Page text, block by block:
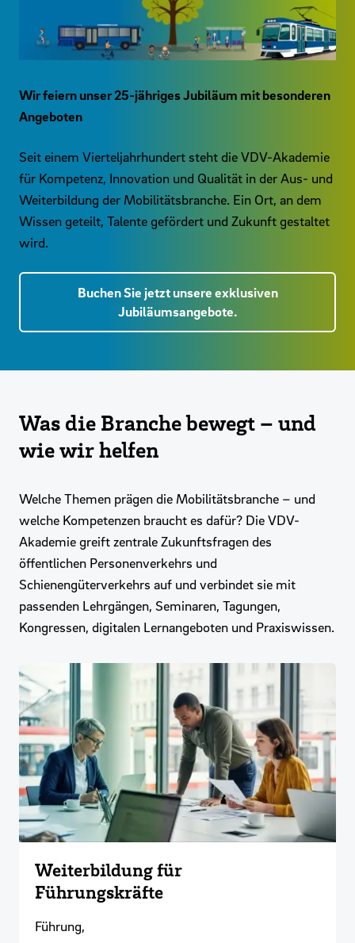
Wir feiern unser 25-jähriges Jubiläum mit besonderen
Angeboten
Seit einem Vierteljahrhundert steht die VDV-Akademie
für Kompetenz, Innovation und Qualität in der Aus- und
Weiterbildung der Mobilitätsbranche. Ein Ort, an dem
Wissen geteilt, Talente gefördert und Zukunft gestaltet
wird.
Buchen Sie jetzt unsere exklusiven
Jubiläumsangebote.
Was die Branche bewegt – und
wie wir helfen
Welche Themen prägen die Mobilitätsbranche – und
welche Kompetenzen braucht es dafür? Die VDV-
Akademie greift zentrale Zukunftsfragen des
öffentlichen Personenverkehrs und
Schienengüterverkehrs auf und verbindet sie mit
passenden Lehrgängen, Seminaren, Tagungen,
Kongressen, digitalen Lernangeboten und Praxiswissen.
Weiterbildung für
Führungskräfte
Führung,